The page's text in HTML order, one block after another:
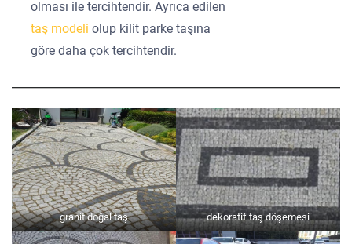
olması ile tercihtendir. Ayrıca edilen
taş modeliolup kilit parke taşına
göre daha çok tercihtendir.
granit doğal taş dekoratif taş döşemesi